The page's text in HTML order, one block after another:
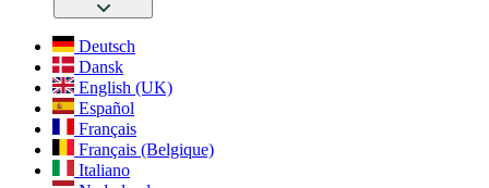
Deutsch
Dansk
English (UK)
Español
Français
Français (Belgique)
Italiano